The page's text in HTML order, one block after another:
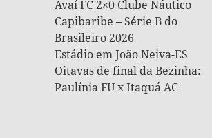
Avaí FC 2×0 Clube Náutico
Capibaribe – Série B do
Brasileiro 2026
Estádio em João Neiva-ES
Oitavas de final da Bezinha:
Paulínia FU x Itaquá AC